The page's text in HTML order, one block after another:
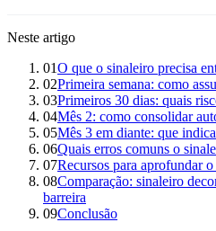
Neste artigo
01O que o sinaleiro precisa
02Primeira semana: como
03Primeiros 30 dias: quais
04Mês 2: como consolidar
05Mês 3 em diante: que
06Quais erros comuns o
07Recursos para aprofundar o
08Comparação: sinaleiro
barreira
09Conclusão